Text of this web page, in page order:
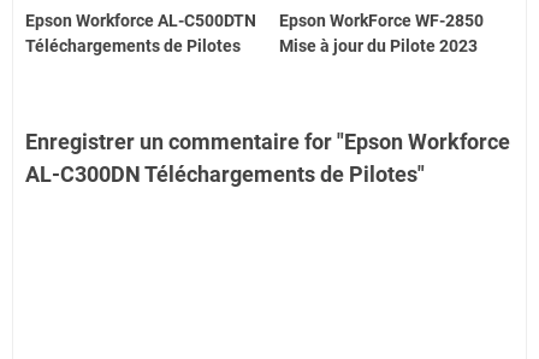
Epson Workforce AL-C500DTN
Téléchargements de Pilotes
Epson WorkForce WF-2850
Mise à jour du Pilote 2023
Enregistrer un commentaire for "Epson Workforce
AL-C300DN Téléchargements de Pilotes"